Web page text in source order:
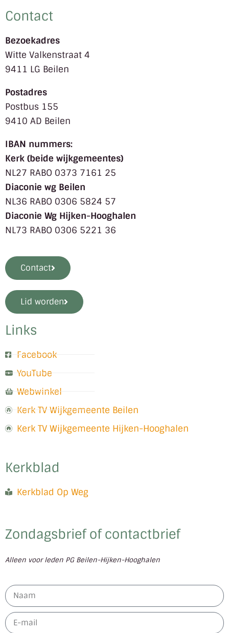
Contact
Bezoekadres
Witte Valkenstraat 4
9411 LG Beilen
Postadres
Postbus 155
9410 AD Beilen
IBAN nummers:
Kerk (beide wijkgemeentes)
NL27 RABO 0373 7161 25
Diaconie wg Beilen
NL36 RABO 0306 5824 57
Diaconie Wg Hijken-Hooghalen
NL73 RABO 0306 5221 36
Contact
Lid worden
Links
Facebook
YouTube
Webwinkel
Kerk TV Wijkgemeente Beilen
Kerk TV Wijkgemeente Hijken-Hooghalen
Kerkblad
Kerkblad Op Weg
Zondagsbrief of contactbrief
Alleen voor leden PG Beilen-Hijken-Hooghalen